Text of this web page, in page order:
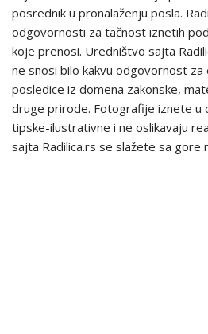
posrednik u pronalaženju posla.
odgovornosti za tačnost iznetih
koje prenosi. Uredništvo sajta
ne snosi bilo kakvu odgovornost za
posledice iz domena zakonske,
druge prirode. Fotografije iznete u
tipske-ilustrativne i ne oslikavaju
sajta Radilica.rs se slažete sa gore